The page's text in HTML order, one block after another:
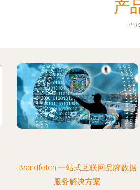
产
Brandfetch 一站式互联网品牌数据
服务解决方案